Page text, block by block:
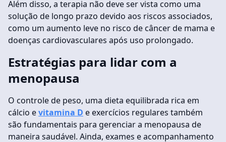
Além disso, a terapia não deve ser vista como uma
solução de longo prazo devido aos riscos associados,
como um aumento leve no risco de câncer de mama e
doenças cardiovasculares após uso prolongado.
Estratégias para lidar com a
menopausa
O controle de peso, uma dieta equilibrada rica em
cálcio evitamina D e exercícios regulares também
são fundamentais para gerenciar a menopausa de
maneira saudável. Ainda, exames e acompanhamento